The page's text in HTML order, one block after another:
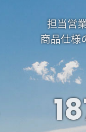
担当営
商品仕様